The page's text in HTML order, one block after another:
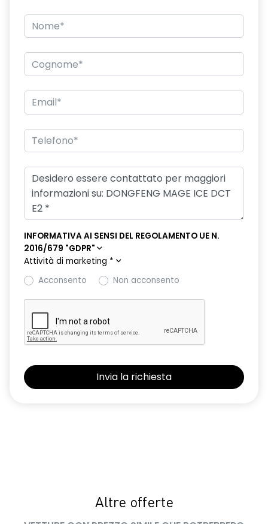
INFORMATIVA AI SENSI DEL REGOLAMENTO UE N.
2016/679 "GDPR"
Attività di marketing *
Acconsento
Non acconsento
Altre offerte